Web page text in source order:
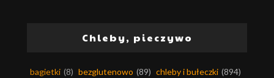
Chleby, pieczywo
bagietki (8) bezglutenowo (89) chleby i bułeczki (894)